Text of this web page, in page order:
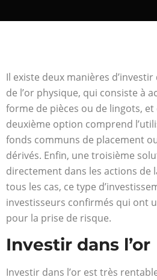
Il existe deux manières
de l’or physique, qui consiste à
forme de pièces ou de lingots, et
deuxième option comprend
fonds communs de placement
dérivés. Enfin, une troisième
directement dans les actions de
tous les cas, ce type
investisseurs confirmés qui ont
pour la prise de risque.
Investir dans l’or
Investir dans l’or est très